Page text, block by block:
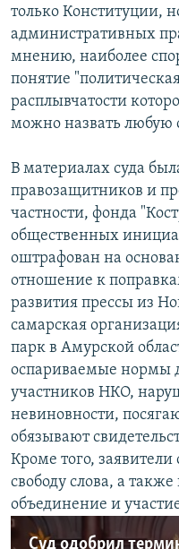
только Конституции,
административных
мнению, наиболее
понятие
расплывчатости
можно назвать любую
В материалах суда
правозащитников и
частности, фонда
общественных
оштрафован на
отношение к
развития прессы из
самарская
парк в Амурской
оспариваемые нормы
участников НКО,
невиновности,
обязывают
Кроме того,
свободу слова, а
объединение и
Суд одобрил